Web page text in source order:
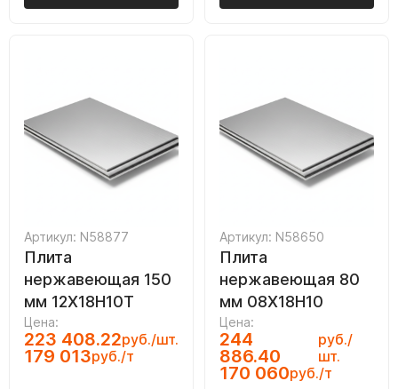
Артикул: N58877
Плита
нержавеющая 150
мм 12Х18Н10Т
Цена:
223 408.22руб./шт.
179 013руб./т
Артикул: N58650
Плита
нержавеющая 80
мм 08Х18Н10
Цена:
244
886.40
руб./
шт.
170 060руб./т